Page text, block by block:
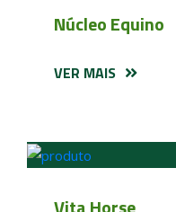
Núcleo Equino
VER MAIS